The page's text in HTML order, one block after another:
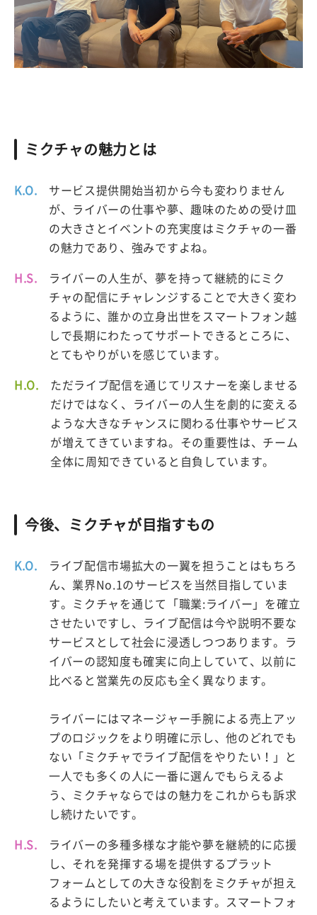
ミクチャの魅力とは
K.O.
サービス提供開始当初から今も変わりません
が、ライバーの仕事や夢、趣味のための受け皿
の大きさとイベントの充実度はミクチャの一番
の魅力であり、強みですよね。
H.S.
ライバーの人生が、夢を持って継続的にミク
チャの配信にチャレンジすることで大きく変わ
るように、誰かの立身出世をスマートフォン越
しで長期にわたってサポートできるところに、
とてもやりがいを感じています。
H.O.
ただライブ配信を通じてリスナーを楽しませる
だけではなく、ライバーの人生を劇的に変える
ような大きなチャンスに関わる仕事やサービス
が増えてきていますね。その重要性は、チーム
全体に周知できていると自負しています。
今後、ミクチャが目指すもの
K.O.
ライブ配信市場拡大の一翼を担うことはもちろ
ん、業界No.1のサービスを当然目指していま
す。ミクチャを通じて「職業:ライバー」を確立
させたいですし、ライブ配信は今や説明不要な
サービスとして社会に浸透しつつあります。ラ
イバーの認知度も確実に向上していて、以前に
比べると営業先の反応も全く異なります。
ライバーにはマネージャー手腕による売上アッ
プのロジックをより明確に示し、他のどれでも
ない「ミクチャでライブ配信をやりたい！」と
一人でも多くの人に一番に選んでもらえるよ
う、ミクチャならではの魅力をこれからも訴求
し続けたいです。
H.S.
ライバーの多種多様な才能や夢を継続的に応援
し、それを発揮する場を提供するプラット
フォームとしての大きな役割をミクチャが担え
るようにしたいと考えています。スマートフォ